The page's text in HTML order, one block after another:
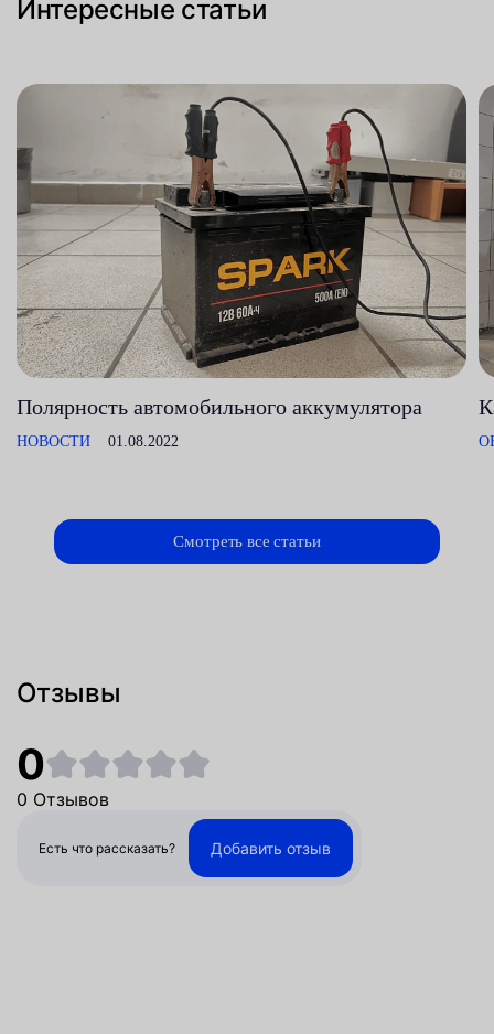
Интересные статьи
Полярность автомобильного аккумулятора
НОВОСТИ 01.08.2022
Смотреть все статьи
Отзывы
0
0 Отзывов
Есть что рассказать? Добавить отзыв